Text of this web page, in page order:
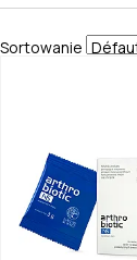
Sortowanie